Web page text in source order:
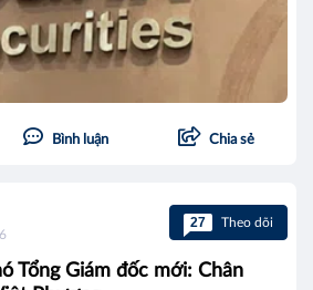
Bình luận Chia sẻ
27 Theo dõi
Tổng Giám đốc mới: Chân